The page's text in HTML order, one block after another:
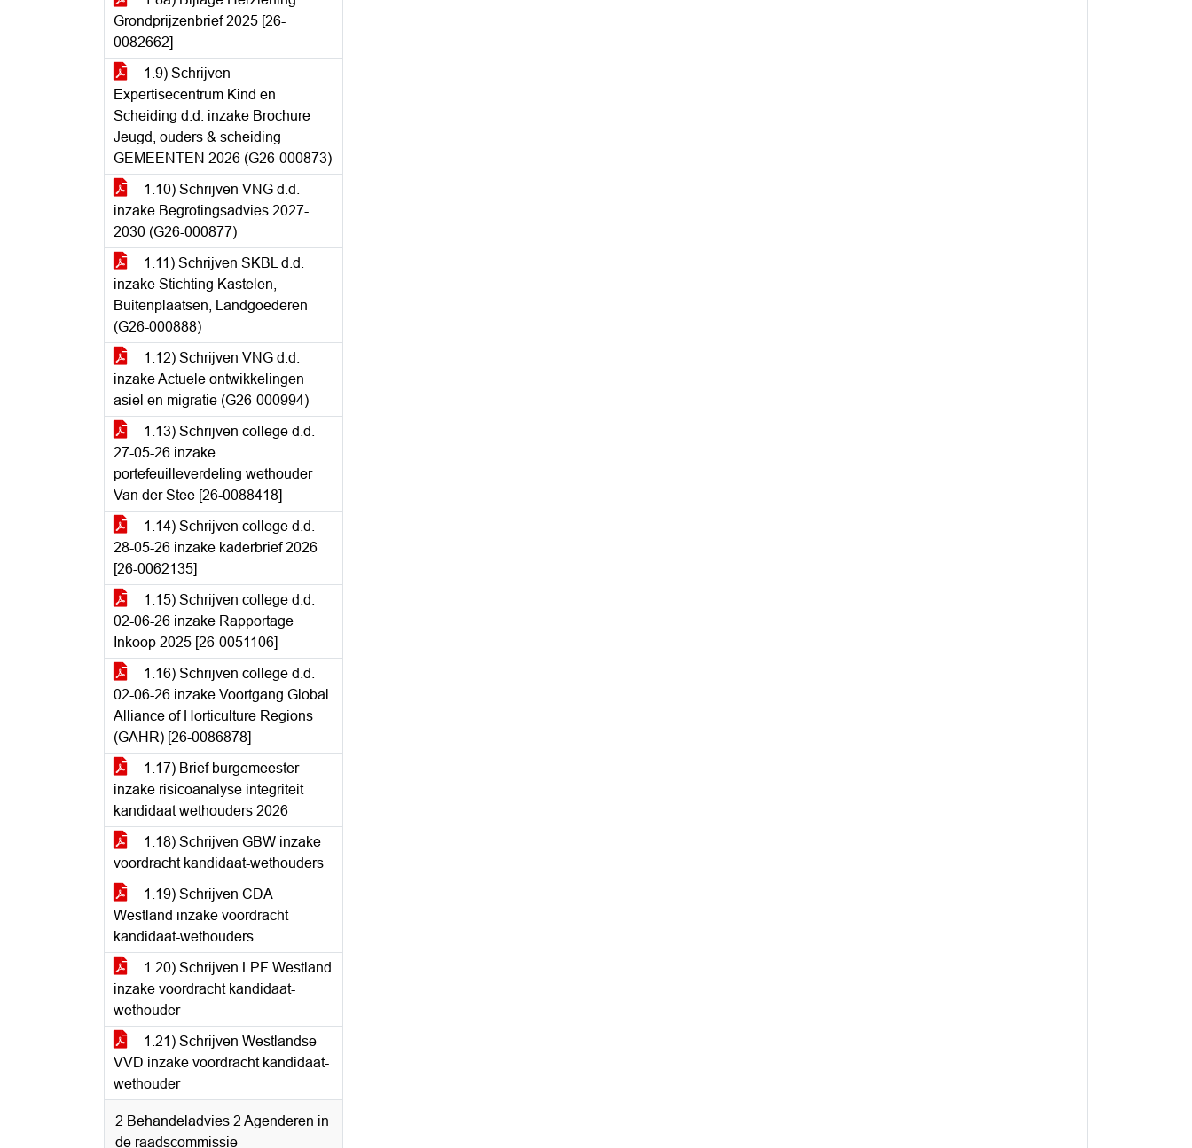
Grondprijzenbrief 2025 [26-
0082662]
1.9) Schrijven
Expertisecentrum Kind en
Scheiding d.d. inzake Brochure
Jeugd, ouders & scheiding
GEMEENTEN 2026 (G26-000873)
1.10) Schrijven VNG d.d.
inzake Begrotingsadvies 2027-
2030 (G26-000877)
1.11) Schrijven SKBL d.d.
inzake Stichting Kastelen,
Buitenplaatsen, Landgoederen
(G26-000888)
1.12) Schrijven VNG d.d.
inzake Actuele ontwikkelingen
asiel en migratie (G26-000994)
1.13) Schrijven college d.d.
27-05-26 inzake
portefeuilleverdeling wethouder
Van der Stee [26-0088418]
1.14) Schrijven college d.d.
28-05-26 inzake kaderbrief 2026
[26-0062135]
1.15) Schrijven college d.d.
02-06-26 inzake Rapportage
Inkoop 2025 [26-0051106]
1.16) Schrijven college d.d.
02-06-26 inzake Voortgang Global
Alliance of Horticulture Regions
(GAHR) [26-0086878]
1.17) Brief burgemeester
inzake risicoanalyse integriteit
kandidaat wethouders 2026
1.18) Schrijven GBW inzake
voordracht kandidaat-wethouders
1.19) Schrijven CDA
Westland inzake voordracht
kandidaat-wethouders
1.20) Schrijven LPF Westland
inzake voordracht kandidaat-
wethouder
1.21) Schrijven Westlandse
VVD inzake voordracht kandidaat-
wethouder
2 Behandeladvies 2 Agenderen in
de raadscommissie